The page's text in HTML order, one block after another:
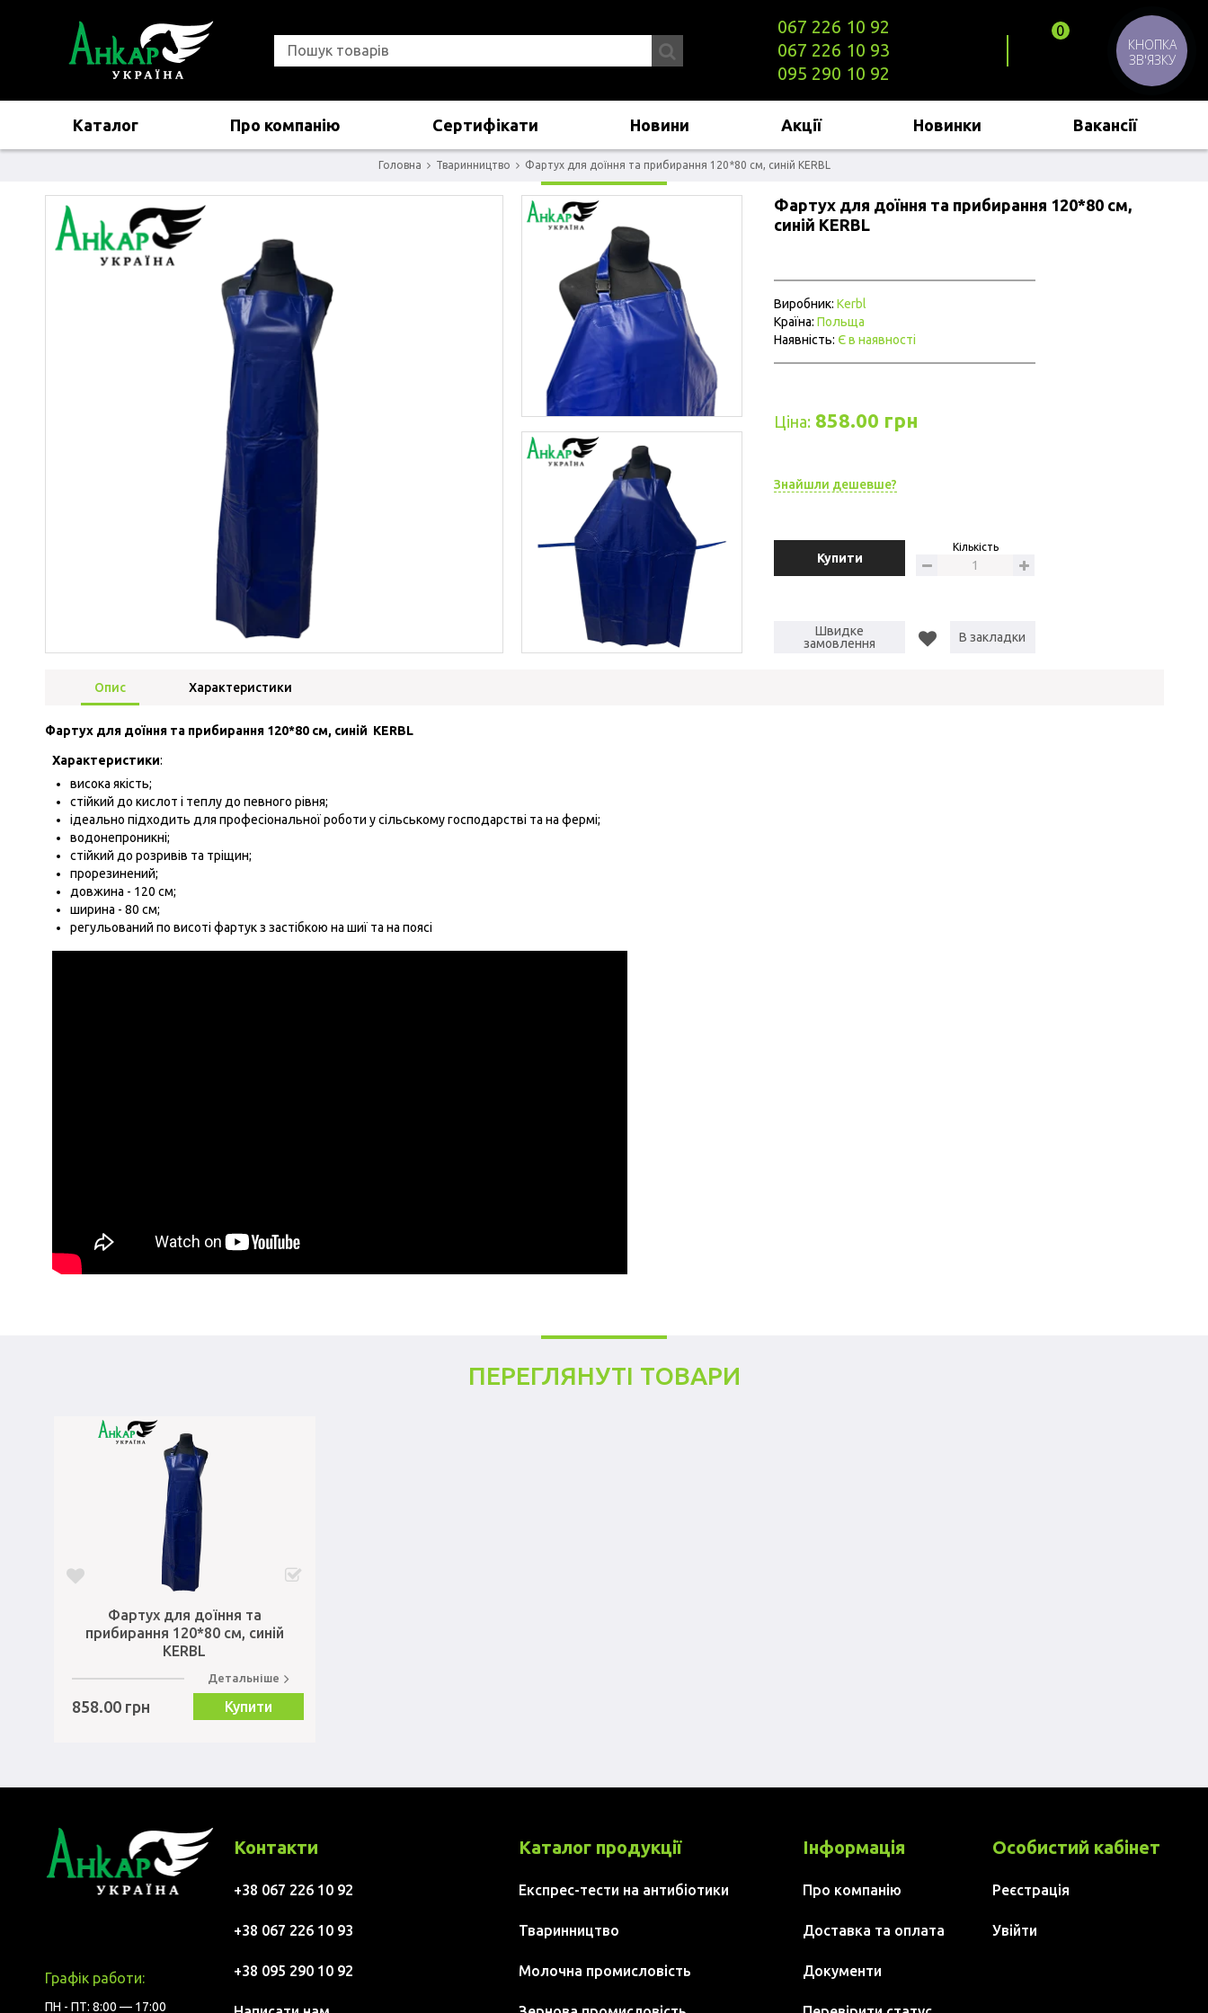
067 226 10 92
067 226 10 93
095 290 10 92
0
Каталог Про компанію Сертифікати Новини Акції Новинки Вакансії
Головна Тваринництво Фартух для доїння та прибирання 120*80 см, синій KERBL
Фартух для доїння та прибирання 120*80 см,
синій KERBL
Виробник: Kerbl
Країна: Польща
Наявність: Є в наявності
Ціна: 858.00 грн
Знайшли дешевше?
Купити
Кількість
Швидке
замовлення
В закладки
Опис Характеристики
Фартух для доїння та прибирання 120*80 см, синій KERBL
Характеристики:
висока якість;
стійкий до кислот і теплу до певного рівня;
ідеально підходить для професіональної роботи у сільському господарстві та на фермі;
водонепроникні;
стійкий до розривів та тріщин;
прорезинений;
довжина - 120 см;
ширина - 80 см;
регульований по висоті фартук з застібкою на шиї та на поясі
ПЕРЕГЛЯНУТІ ТОВАРИ
Фартух для доїння та
прибирання 120*80 см, синій
KERBL
858.00 грн
Детальніше
Купити
Графік работи:
ПН - ПТ: 8:00 — 17:00
Контакти
+38 067 226 10 92
+38 067 226 10 93
+38 095 290 10 92
Каталог продукції
Експрес-тести на антибіотики
Тваринництво
Молочна промисловість
Інформація
Про компанію
Доставка та оплата
Документи
Особистий кабінет
Реєстрація
Увійти
КНОПКА
ЗВ'ЯЗКУ